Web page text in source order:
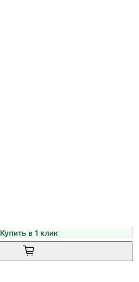
Купить в 1 клик